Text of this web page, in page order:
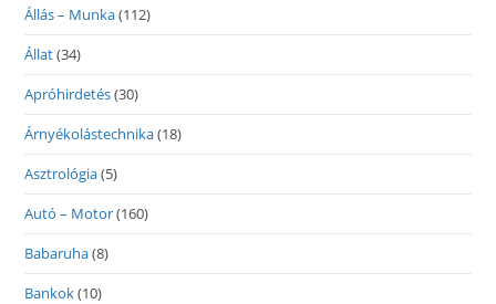
Állás – Munka(112)
Állat(34)
Apróhirdetés(30)
Árnyékolástechnika(18)
Asztrológia(5)
Autó – Motor(160)
Babaruha(8)
Bankok(10)